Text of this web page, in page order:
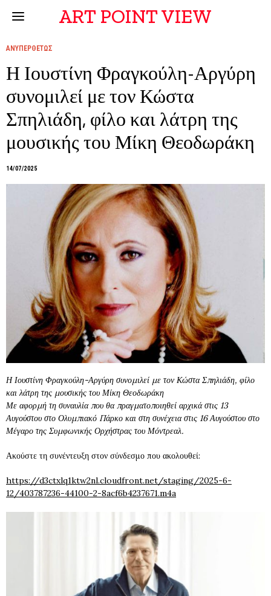
ART POINT VIEW
ΑΝΥΠΕΡΘΕΤΩΣ
Η Ιουστίνη Φραγκούλη-Αργύρη
συνομιλεί με τον Κώστα
Σπηλιάδη, φίλο και λάτρη της
μουσικής του Μίκη Θεοδωράκη
14/07/2025
Η Ιουστίνη Φραγκούλη-Αργύρη συνομιλεί με τον Κώστα Σπηλιάδη, φίλο
και λάτρη της μουσικής του Μίκη Θεοδωράκη
Με αφορμή τη συναυλία που θα πραγματοποιηθεί αρχικά στις 13
Αυγούστου στο Ολυμπιακό Πάρκο και στη συνέχεια στις 16 Αυγούστου στο
Μέγαρο της Συμφωνικής Ορχήστρας του Μόντρεαλ.
Ακούστε τη συνέντευξη στον σύνδεσμο που ακολουθεί:
https://d3ctxlq1ktw2nl.cloudfront.net/staging/2025-6-
12/403787236-44100-2-8acf6b4237671.m4a